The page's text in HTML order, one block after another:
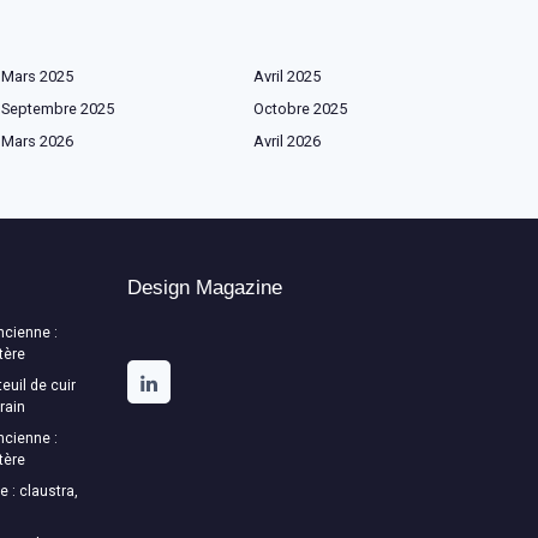
Mars 2025
Avril 2025
Septembre 2025
Octobre 2025
Mars 2026
Avril 2026
:
de cuir
:
: claustra,
Design Magazine